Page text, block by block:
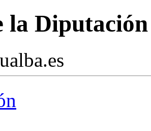
la